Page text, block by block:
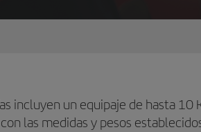
incluyen un equipaje de hasta 10
las medidas y pesos